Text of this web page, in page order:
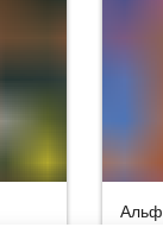
Альф